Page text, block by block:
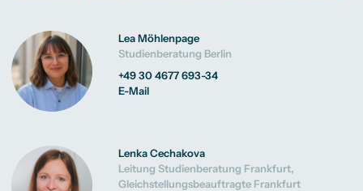
Lea Möhlenpage
Studienberatung Berlin
+49 30 4677 693-34
E-Mail
Lenka Cechakova
Leitung Studienberatung Frankfurt,
Gleichstellungsbeauftragte Frankfurt